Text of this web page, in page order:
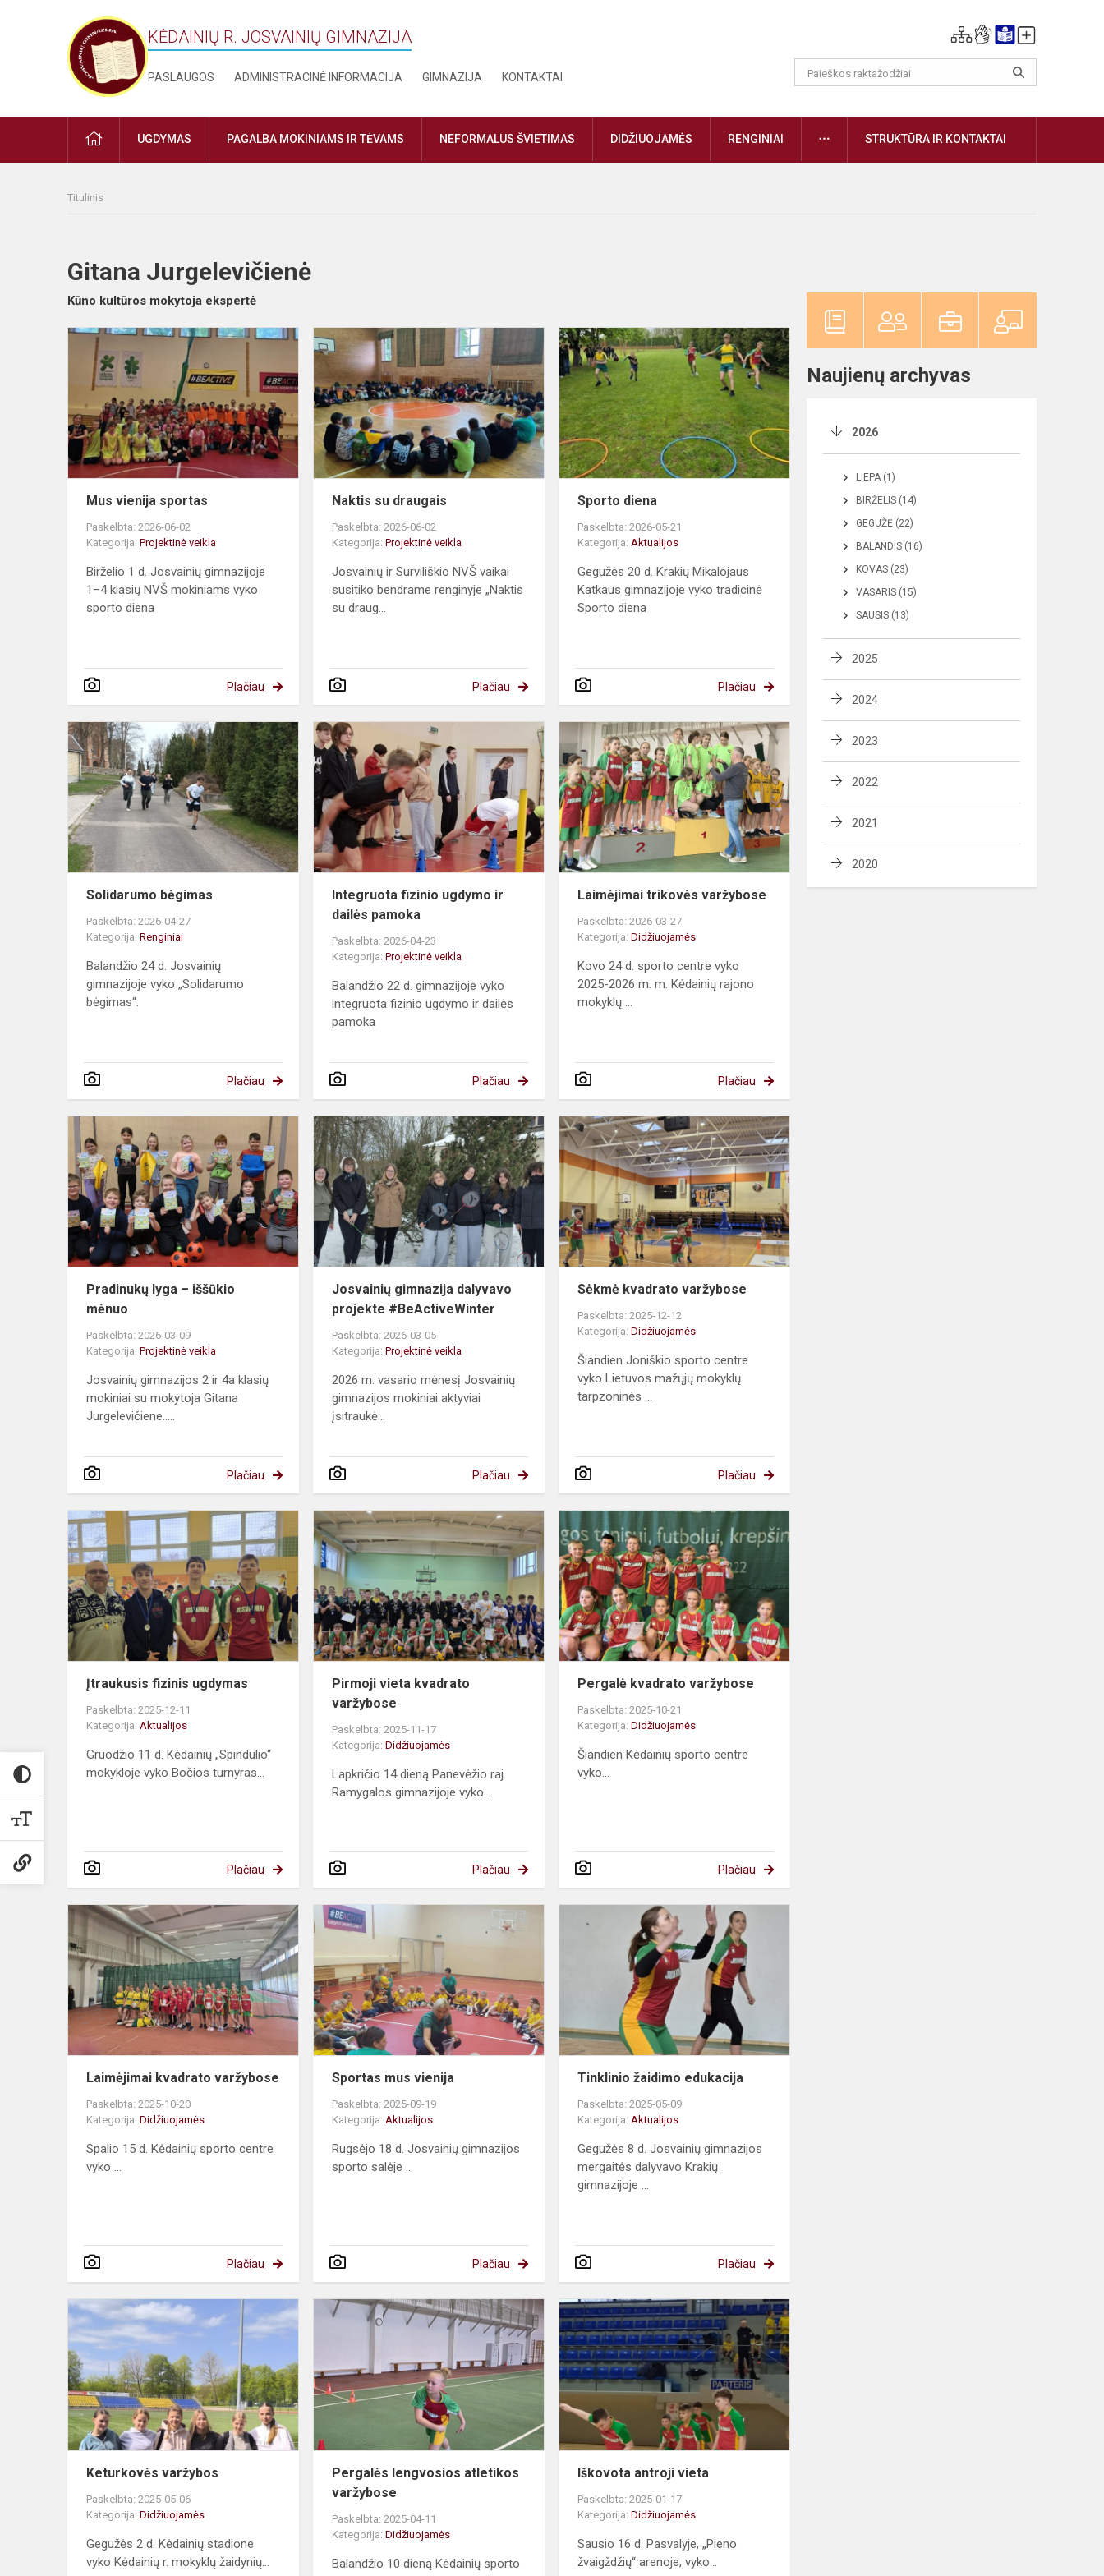
KĖDAINIŲ R. JOSVAINIŲ GIMNAZIJA
PASLAUGOS ADMINISTRACINĖ INFORMACIJA GIMNAZIJA KONTAKTAI
PRADŽIAUGDYMAS PAGALBA MOKINIAMS IR TĖVAMS NEFORMALUS ŠVIETIMAS DIDŽIUOJAMĖS RENGINIAI DAUGIAUSTRUKTŪRA IR KONTAKTAI
Titulinis
Gitana Jurgelevičienė
Kūno kultūros mokytoja ekspertė
Mus
vienija
sportas
Mus vienija sportas
Paskelbta: 2026-06-02
Kategorija: Projektinė veikla
Birželio 1 d. Josvainių gimnazijoje
1–4 klasių NVŠ mokiniams vyko
sporto diena
Plačiau
Naktis
draugais
Naktis su draugais
Paskelbta: 2026-06-02
Kategorija:Projektinė veikla
Josvainių ir Surviliškio NVŠ vaikai
susitiko bendrame renginyje „Naktis
su draug...
Plačiau
Sporto
diena
Sporto diena
Paskelbta: 2026-05-21
Kategorija:Aktualijos
Gegužės 20 d. Krakių Mikalojaus
Katkaus gimnazijoje vyko tradicinė
Sporto diena
Plačiau
Solidarumo
bėgimas
Solidarumo bėgimas
Paskelbta: 2026-04-27
Kategorija: Renginiai
Balandžio 24 d. Josvainių
gimnazijoje vyko „Solidarumo
bėgimas“.
Plačiau
Integruota
fizinio
ugdymo
ir
dailės
pamoka
Integruota fizinio ugdymo ir
dailės pamoka
Paskelbta: 2026-04-23
Kategorija:Projektinė veikla
Balandžio 22 d. gimnazijoje vyko
integruota fizinio ugdymo ir dailės
pamoka
Plačiau
Laimėjimai
varžybose
Laimėjimai trikovės varžybose
Paskelbta: 2026-03-27
Kategorija:Didžiuojamės
Kovo 24 d. sporto centre vyko
2025-2026 m. m. Kėdainių rajono
mokyklų ...
Plačiau
Pradinukų
lyga
iššūkio
mėnuo
Pradinukų lyga – iššūkio
mėnuo
Paskelbta: 2026-03-09
Kategorija: Projektinė veikla
Josvainių gimnazijos 2 ir 4a klasių
mokiniai su mokytoja Gitana
Jurgelevičiene.....
Plačiau
Josvainių
gimnazija
dalyvavo
projekte
#BeActiveWinter
Josvainių gimnazija dalyvavo
projekte #BeActiveWinter
Paskelbta: 2026-03-05
Kategorija:Projektinė veikla
2026 m. vasario mėnesį Josvainių
gimnazijos mokiniai aktyviai
įsitraukė...
Plačiau
Sėkmė
kvadrato
varžybose
Sėkmė kvadrato varžybose
Paskelbta: 2025-12-12
Kategorija:Didžiuojamės
Šiandien Joniškio sporto centre
vyko Lietuvos mažųjų mokyklų
tarpzoninės ...
Plačiau
Įtraukusis
fizinis
ugdymas
Įtraukusis fizinis ugdymas
Paskelbta: 2025-12-11
Kategorija: Aktualijos
Gruodžio 11 d. Kėdainių „Spindulio“
mokykloje vyko Bočios turnyras...
Plačiau
Pirmoji
vieta
kvadrato
varžybose
Pirmoji vieta kvadrato
varžybose
Paskelbta: 2025-11-17
Kategorija:Didžiuojamės
Lapkričio 14 dieną Panevėžio raj.
Ramygalos gimnazijoje vyko...
Plačiau
kvadrato
Pergalė kvadrato varžybose
Paskelbta: 2025-10-21
Kategorija:Didžiuojamės
Šiandien Kėdainių sporto centre
vyko...
Plačiau
Laimėjimai
kvadrato
varžybose
Laimėjimai kvadrato varžybose
Paskelbta: 2025-10-20
Kategorija: Didžiuojamės
Spalio 15 d. Kėdainių sporto centre
vyko ...
Plačiau
Sportas mus vienija
Paskelbta: 2025-09-19
Kategorija:Aktualijos
Rugsėjo 18 d. Josvainių gimnazijos
sporto salėje ...
Plačiau
Tinklinio žaidimo edukacija
Paskelbta: 2025-05-09
Kategorija:Aktualijos
Gegužės 8 d. Josvainių gimnazijos
mergaitės dalyvavo Krakių
gimnazijoje ...
Plačiau
Keturkovės
varžybos
Keturkovės varžybos
Paskelbta: 2025-05-06
Kategorija: Didžiuojamės
Gegužės 2 d. Kėdainių stadione
vyko Kėdainių r. mokyklų žaidynių...
Pergalės
lengvosios
atletikos
varžybose
Pergalės lengvosios atletikos
varžybose
Paskelbta: 2025-04-11
Kategorija:Didžiuojamės
Balandžio 10 dieną Kėdainių sporto
Iškovota
antroji
vieta
Iškovota antroji vieta
Paskelbta: 2025-01-17
Kategorija:Didžiuojamės
Sausio 16 d. Pasvalyje, „Pieno
žvaigždžių“ arenoje, vyko...
Naujienų archyvas
2026
LIEPA (1)
BIRŽELIS (14)
GEGUŽĖ (22)
BALANDIS (16)
KOVAS (23)
VASARIS (15)
SAUSIS (13)
2025
2024
2023
2022
2021
2020